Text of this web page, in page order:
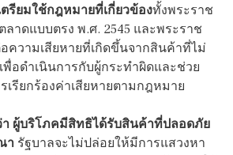
รียมใช้กฎหมายที่เกี่ยวข้องทั้งพระราช
าดแบบตรง พ.ศ. 2545 และพระราช
วามเสียหายที่เกิดขึ้นจากสินค้าที่ไม่
พื่อดำเนินการกับผู้กระทำผิดและช่วย
เรียกร้องค่าเสียหายตามกฎหมาย
า ผู้บริโภคมีสิทธิได้รับสินค้าที่ปลอดภัย
า รัฐบาลจะไม่ปล่อยให้มีการแสวงหา